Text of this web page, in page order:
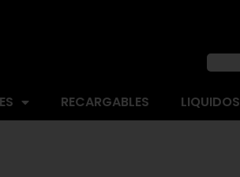
RECARGABLES LIQUIDOS